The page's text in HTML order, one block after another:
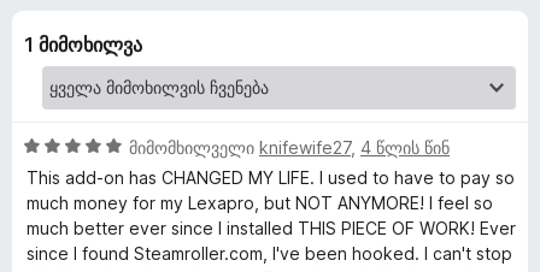
ა
ტ
ე
ბ
ე
ბ
l
l
e
r
დ
ა
ნ
1 მიმოხილვა
5
შ
ე
ფ
ა
მიმომხილველი knifewife27, 4 წლის წინ
This add-on has CHANGED MY LIFE. I used to have to pay so
much money for my Lexapro, but NOT ANYMORE! I feel so
much better ever since I installed THIS PIECE OF WORK! Ever
since I found Steamroller.com, I've been hooked. I can't stop